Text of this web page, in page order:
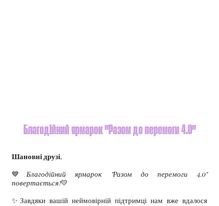
Благодійний ярмарок "Разом до перемоги 4.0"
Шановні друзі,
💙Благодійний ярмарок "Разом до перемоги 4.0"
повертається!💛
✨Завдяки вашій неймовірній підтримці нам вже вдалося